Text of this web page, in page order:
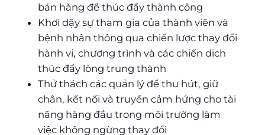
bán hàng để thúc đẩy thành công
Khơi dậy sự tham gia của thành viên và
bệnh nhân thông qua chiến lược thay đổi
hành vi, chương trình và các chiến dịch
thúc đẩy lòng trung thành
Thử thách các quản lý để thu hút, giữ
chân, kết nối và truyền cảm hứng cho tài
năng hàng đầu trong môi trường làm
việc không ngừng thay đổi